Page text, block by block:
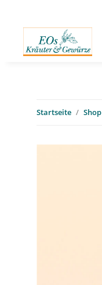
Startseite Shop